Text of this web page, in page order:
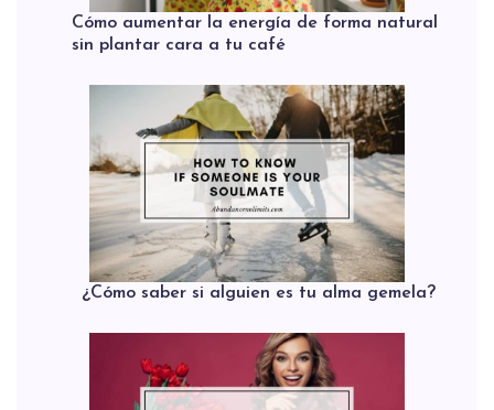
Cómo aumentar la energía de forma natural
sin plantar cara a tu café
¿Cómo saber si alguien es tu alma gemela?